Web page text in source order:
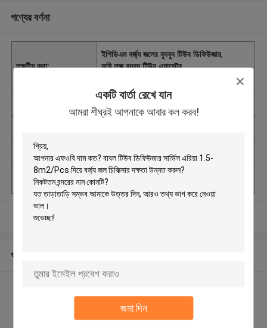
একটি বার্তা রেখে যান
আমরা শীঘ্রই আপনাকে আবার কল করব!
জমা দিন
পণ্যের বর্ণনা
লক্ষণীয় করা:
ইপিডিএম বর্জ্য জলের বুদবুদ টিউব ডিফিউজার,
কৃষি সূক্ষ্ম বুদ্বুদ টিউব এয়ারেটর,
সাক্ষ্যদান ISO
Model Number DUDH
আমাদের সম্পর্কে
SHANGHAI DUBHE
ENVIRONMENTAL
PROTECTION&TECHNOLOG